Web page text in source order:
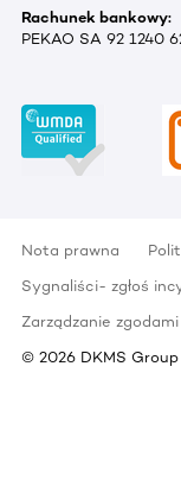
Rachunek bankowy:
PEKAO SA 92 1240
Nota prawna
Sygnaliści- zgłoś
Zarządzanie zgodami
© 2026 DKMS